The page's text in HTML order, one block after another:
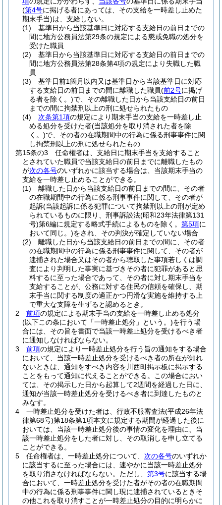
(第4号に掲げる者にあっては、その支給を一時差し止めた
期末手当)は、支給しない。
(1)
基準日から当該基準日に対応する支給日の前日までの
間に地方公務員法第29条の規定による懲戒免職の処分を
受けた職員
(2)
基準日から当該基準日に対応する支給日の前日までの
間に地方公務員法第28条第4項の規定により失職した職
員
(3)
基準日前1箇月以内又は基準日から当該基準日に対応
する支給日の前日までの間に離職した職員(前2号に掲げ
る者を除く。)で、その離職した日から当該支給日の前日
までの間に拘禁刑以上の刑に処せられたもの
(4)
次条第1項の規定により期末手当の支給を一時差し止
める処分を受けた者(当該処分を取り消された者を除
く。)で、その者の在職期間中の行為に係る刑事事件に関
し拘禁刑以上の刑に処せられたもの
第15条の3
任命権者は、支給日に期末手当を支給すること
とされていた職員で当該支給日の前日までに離職したもの
が次の各号のいずれかに該当する場合は、当該期末手当の
支給を一時差し止めることができる。
(1)
離職した日から当該支給日の前日までの間に、その者
の在職期間中の行為に係る刑事事件に関して、その者が
起訴(当該起訴に係る犯罪について拘禁刑以上の刑が定め
られているものに限り、刑事訴訟法(昭和23年法律第131
号)第6編に規定する略式手続によるものを除く。 第5項に
おいて同じ。)をされ、その判決が確定していない場合
(2)
離職した日から当該支給日の前日までの間に、その者
の在職期間中の行為に係る刑事事件に関して、その者が
逮捕された場合又はその者から聴取した事項若しくは調
査により判明した事実に基づきその者に犯罪があると思
料するに至った場合であって、その者に対し期末手当を
支給することが、公務に対する住民の信頼を確保し、期
末手当に関する制度の適正かつ円滑な実施を維持する上
で重大な支障を生ずると認めるとき。
2
前項の規定による期末手当の支給を一時差し止める処分
(以下この条において「一時差止処分」という。)を行う場
合には、その旨を書面で当該一時差止処分を受けるべき者
に通知しなければならない。
3
前項の規定により一時差止処分を行う旨の通知をする場合
において、当該一時差止処分を受けるべき者の所在が知れ
ないときは、通知をすべき内容を川西町掲示板に掲示する
ことをもって通知に代えることができる。
この場合におい
ては、その掲示した日から起算して2週間を経過した日に、
通知が当該一時差止処分を受けるべき者に到達したものと
みなす。
4
一時差止処分を受けた者は、行政不服審査法(平成26年法
律第68号)第18条第1項本文に規定する期間が経過した後に
おいては、当該一時差止処分後の事情の変化を理由に、当
該一時差止処分をした者に対し、その取消しを申し立てる
ことができる。
5
任命権者は、一時差止処分について、 次の各号のいずれか
に該当するに至った場合には、速やかに当該一時差止処分
を取り消さなければならない。 ただし、 第3号に該当する場
合において、一時差止処分を受けた者がその者の在職期間
中の行為に係る刑事事件に関し現に逮捕されているときそ
の他これを取り消すことが一時差止処分の目的に明らかに